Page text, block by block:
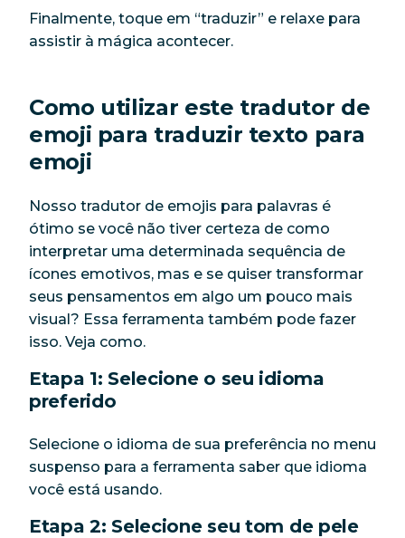
Finalmente, toque em “traduzir” e relaxe para
assistir à mágica acontecer.
Como utilizar este tradutor de
emoji para traduzir texto para
emoji
Nosso tradutor de emojis para palavras é
ótimo se você não tiver certeza de como
interpretar uma determinada sequência de
ícones emotivos, mas e se quiser transformar
seus pensamentos em algo um pouco mais
visual? Essa ferramenta também pode fazer
isso. Veja como.
Etapa 1: Selecione o seu idioma
preferido
Selecione o idioma de sua preferência no menu
suspenso para a ferramenta saber que idioma
você está usando.
Etapa 2: Selecione seu tom de pele